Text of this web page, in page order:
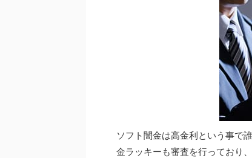
ソフト闇金は高金利という事で
金ラッキーも審査を行っており